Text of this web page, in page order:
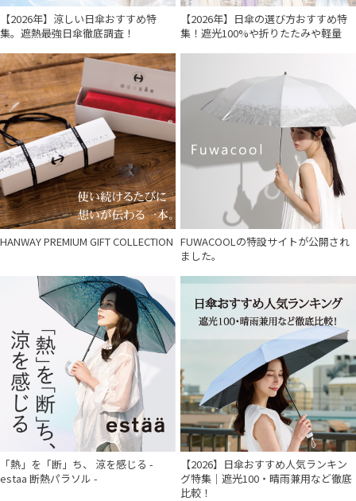
【2026年】涼しい日傘おすすめ特
集。遮熱最強日傘徹底調査！
【2026年】日傘の選び方おすすめ特
集！遮光100%や折りたたみや軽量
HANWAY PREMIUM GIFT COLLECTION FUWACOOLの特設サイトが公開され
ました。
「熱」を「断」ち、 涼を感じる -
estaa 断熱パラソル -
【2026】日傘おすすめ人気ランキン
グ特集｜遮光100・晴雨兼用など徹底
比較！